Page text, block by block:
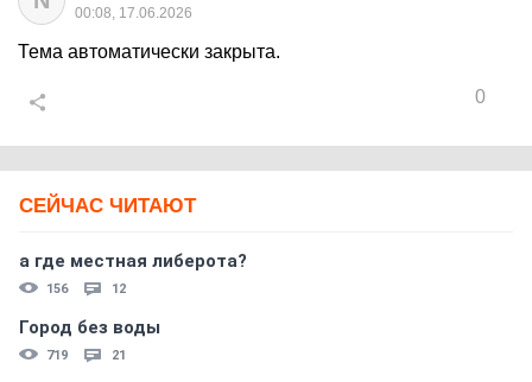
00:08, 17.06.2026
Тема автоматически закрыта.
0
СЕЙЧАС ЧИТАЮТ
а где местная либерота?
156 12
Город без воды
719 21